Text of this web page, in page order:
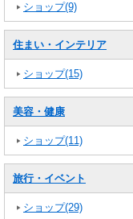
ショップ(9)
住まい・インテリア
ショップ(15)
美容・健康
ショップ(11)
旅行・イベント
ショップ(29)